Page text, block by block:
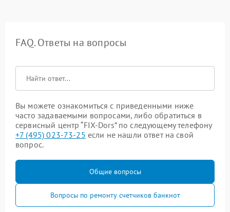
FAQ. Ответы на вопросы
Вы можете ознакомиться с приведенными ниже
часто задаваемыми вопросами, либо обратиться в
сервисный центр “FIX-Dors” по следующему телефону
+7 (495) 023-73-25 если не нашли ответ на свой
вопрос.
Общие вопросы
Вопросы по ремонту счетчиков банкнот